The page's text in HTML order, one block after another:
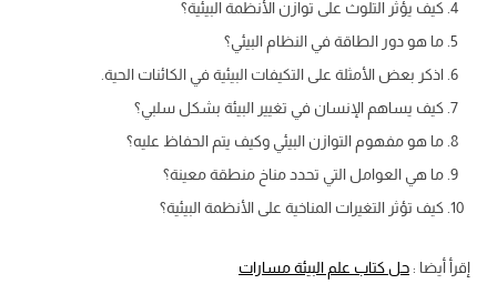
كيف يؤثر التلوث على توازن الأنظمة البيئية؟
ما هو دور الطاقة في النظام البيئي؟
اذكر بعض الأمثلة على التكيفات البيئية في الكائنات الحية.
كيف يساهم الإنسان في تغيير البيئة بشكل سلبي؟
ما هو مفهوم التوازن البيئي وكيف يتم الحفاظ عليه؟
ما هي العوامل التي تحدد مناخ منطقة معينة؟
كيف تؤثر التغيرات المناخية على الأنظمة البيئية؟
إقرأ أيضا :حل كتاب علم البيئة مسارات